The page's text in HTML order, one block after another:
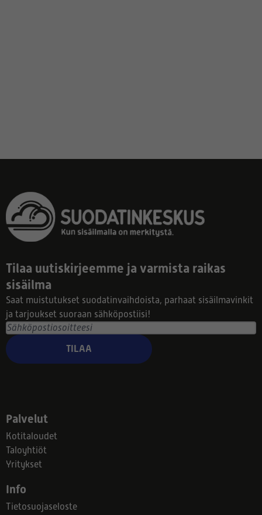
Tilaa uutiskirjeemme ja varmista raikas
sisäilma
Saat muistutukset suodatinvaihdoista, parhaat sisäilmavinkit
ja tarjoukset suoraan sähköpostiisi!
TILAA
Palvelut
Kotitaloudet
Taloyhtiöt
Yritykset
Info
Tietosuojaseloste